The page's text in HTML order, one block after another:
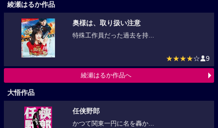
綾瀬はるか作品
奥様は、取り扱い注意
特殊工作員だった過去を持...
★★★★☆ 9
綾瀬はるか作品へ
大悟作品
任侠野郎
かつて関東一円に名を轟か...